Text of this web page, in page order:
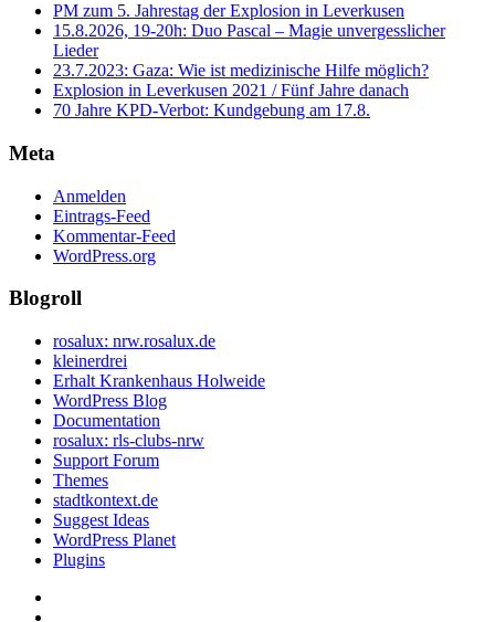
PM zum 5. Jahrestag der Explosion in Leverkusen
15.8.2026, 19-20h: Duo Pascal – Magie unvergesslicher
Lieder
23.7.2023: Gaza: Wie ist medizinische Hilfe möglich?
Explosion in Leverkusen 2021 / Fünf Jahre danach
70 Jahre KPD‑Verbot: Kundgebung am 17.8.
Meta
Anmelden
Eintrags-Feed
Kommentar-Feed
WordPress.org
Blogroll
rosalux: nrw.rosalux.de
kleinerdrei
Erhalt Krankenhaus Holweide
WordPress Blog
Documentation
rosalux: rls-clubs-nrw
Support Forum
Themes
stadtkontext.de
Suggest Ideas
WordPress Planet
Plugins